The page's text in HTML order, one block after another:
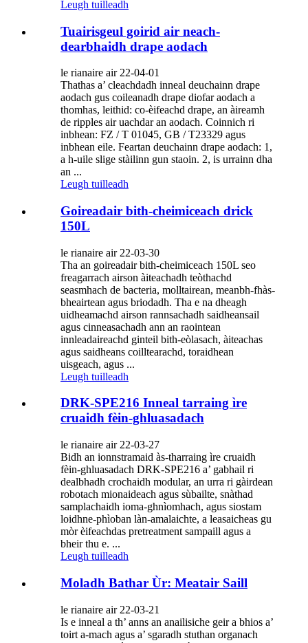
Leugh tuilleadh
Tuairisgeul goirid air neach-
dearbhaidh drape aodach
le rianaire air 22-04-01
Thathas a’ cleachdadh inneal deuchainn drape
aodach gus coileanadh drape diofar aodach a
thomhas, leithid: co-èifeachd drape, an àireamh
de ripples air uachdar an aodach. Coinnich ri
inbhean: FZ / T 01045, GB / T23329 agus
inbhean eile. Feartan deuchainn drape aodach: 1,
a h-uile slige stàilinn gun staoin. 2, is urrainn dha
an ...
Leugh tuilleadh
Goireadair bith-cheimiceach drick
150L
le rianaire air 22-03-30
Tha an goireadair bith-cheimiceach 150L seo
freagarrach airson àiteachadh teòthachd
seasmhach de bacteria, molltairean, meanbh-fhàs-
bheairtean agus briodadh. Tha e na dheagh
uidheamachd airson rannsachadh saidheansail
agus cinneasachadh ann an raointean
innleadaireachd ginteil bith-eòlasach, àiteachas
agus saidheans coilltearachd, toraidhean
uisgeach, agus ...
Leugh tuilleadh
DRK-SPE216 Inneal tarraing ìre
cruaidh fèin-ghluasadach
le rianaire air 22-03-27
Bidh an ionnstramaid às-tharraing ìre cruaidh
fèin-ghluasadach DRK-SPE216 a’ gabhail ri
dealbhadh crochaidh modular, an urra ri gàirdean
robotach mionaideach agus sùbailte, snàthad
samplachaidh ioma-ghnìomhach, agus siostam
loidhne-phìoban làn-amalaichte, a leasaicheas gu
mòr èifeachdas pretreatment sampaill agus a
bheir thu e. ...
Leugh tuilleadh
Moladh Bathar Ùr: Meatair Saill
le rianaire air 22-03-21
Is e inneal a th’ anns an anailisiche geir a bhios a’
toirt a-mach agus a’ sgaradh stuthan organach